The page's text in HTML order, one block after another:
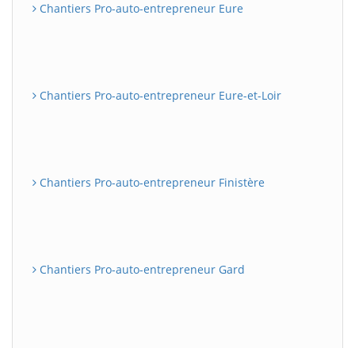
Chantiers Pro-auto-entrepreneur Eure
Chantiers Pro-auto-entrepreneur Eure-et-Loir
Chantiers Pro-auto-entrepreneur Finistère
Chantiers Pro-auto-entrepreneur Gard